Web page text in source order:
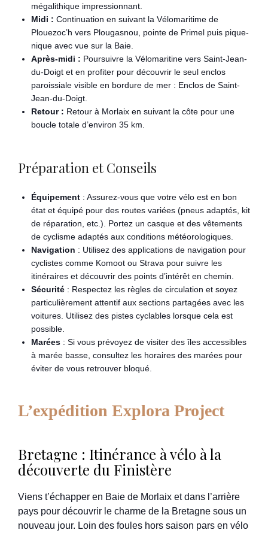
mégalithique impressionnant.
Midi : Continuation en suivant la Vélomaritime de
Plouezoc’h vers Plougasnou, pointe de Primel puis pique-
nique avec vue sur la Baie.
Après-midi : Poursuivre la Vélomaritine vers Saint-Jean-
du-Doigt et en profiter pour découvrir le seul enclos
paroissiale visible en bordure de mer : Enclos de Saint-
Jean-du-Doigt.
Retour : Retour à Morlaix en suivant la côte pour une
boucle totale d’environ 35 km.
Préparation et Conseils
Équipement: Assurez-vous que votre vélo est en bon
état et équipé pour des routes variées (pneus adaptés, kit
de réparation, etc.). Portez un casque et des vêtements
de cyclisme adaptés aux conditions météorologiques.
Navigation : Utilisez des applications de navigation pour
cyclistes comme Komoot ou Strava pour suivre les
itinéraires et découvrir des points d’intérêt en chemin.
Sécurité: Respectez les règles de circulation et soyez
particulièrement attentif aux sections partagées avec les
voitures. Utilisez des pistes cyclables lorsque cela est
possible.
Marées: Si vous prévoyez de visiter des îles accessibles
à marée basse, consultez les horaires des marées pour
éviter de vous retrouver bloqué.
L’expédition Explora Project
Bretagne : Itinérance à vélo à la
découverte du Finistère
Viens t’échapper en Baie de Morlaix et dans l’arrière
pays pour découvrir le charme de la Bretagne sous un
nouveau jour. Loin des foules hors saison pars en vélo